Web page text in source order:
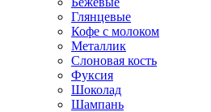
Глянцевые
Кофе с молоком
Металлик
Слоновая кость
Фуксия
Шоколад
Шампань